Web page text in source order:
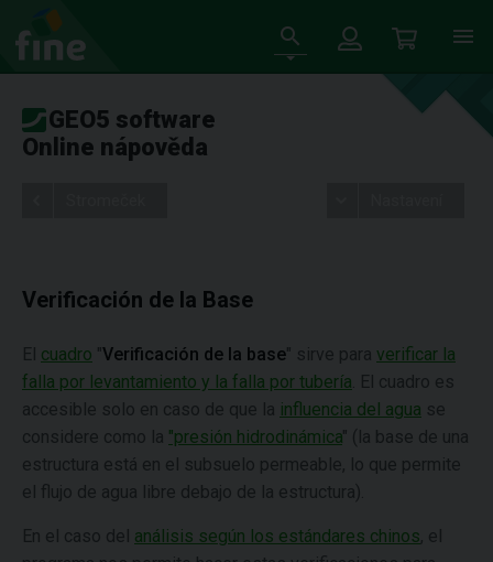
GEO5 software
Online nápověda
Verificación de la Base
El cuadro "Verificación de la base" sirve para verificar la
falla por levantamiento y la falla por tubería . El cuadro es
accesible solo en caso de que la influencia del agua se
considere como la "presión hidrodinámica" (la base de una
estructura está en el subsuelo permeable, lo que permite
el flujo de agua libre debajo de la estructura).
En el caso del análisis según los estándares chinos, el